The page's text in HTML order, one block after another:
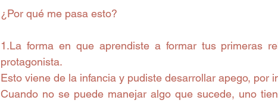
¿Por qué me pasa esto?
1.La forma en que aprendiste a formar tus primeras
protagonista.
Esto viene de la infancia y pudiste desarrollar apego, por
Cuando no se puede manejar algo que sucede, uno